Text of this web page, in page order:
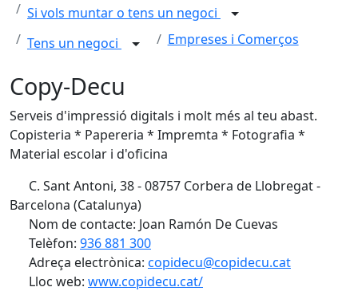
Si vols muntar o tens un negoci
Tens un negoci
Empreses i Comerços
Copy-Decu
Serveis d'impressió digitals i molt més al teu abast.
Copisteria * Papereria * Impremta * Fotografia *
Material escolar i d'oficina
C. Sant Antoni, 38 - 08757 Corbera de Llobregat -
Barcelona (Catalunya)
Nom de contacte: Joan Ramón De Cuevas
Telèfon: 936 881 300
Adreça electrònica: copidecu@copidecu.cat
Lloc web: www.copidecu.cat/